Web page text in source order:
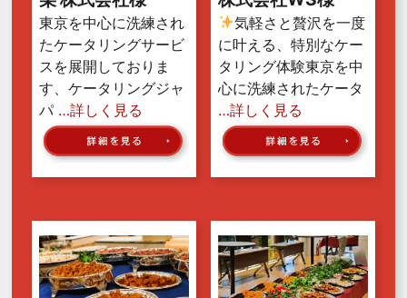
東京を中心に洗練され
たケータリングサービ
スを展開しておりま
す、ケータリングジャ
パ …詳しく見る
気軽さと贅沢を一度
に叶える、特別なケー
タリング体験東京を中
心に洗練されたケータ
…詳しく見る